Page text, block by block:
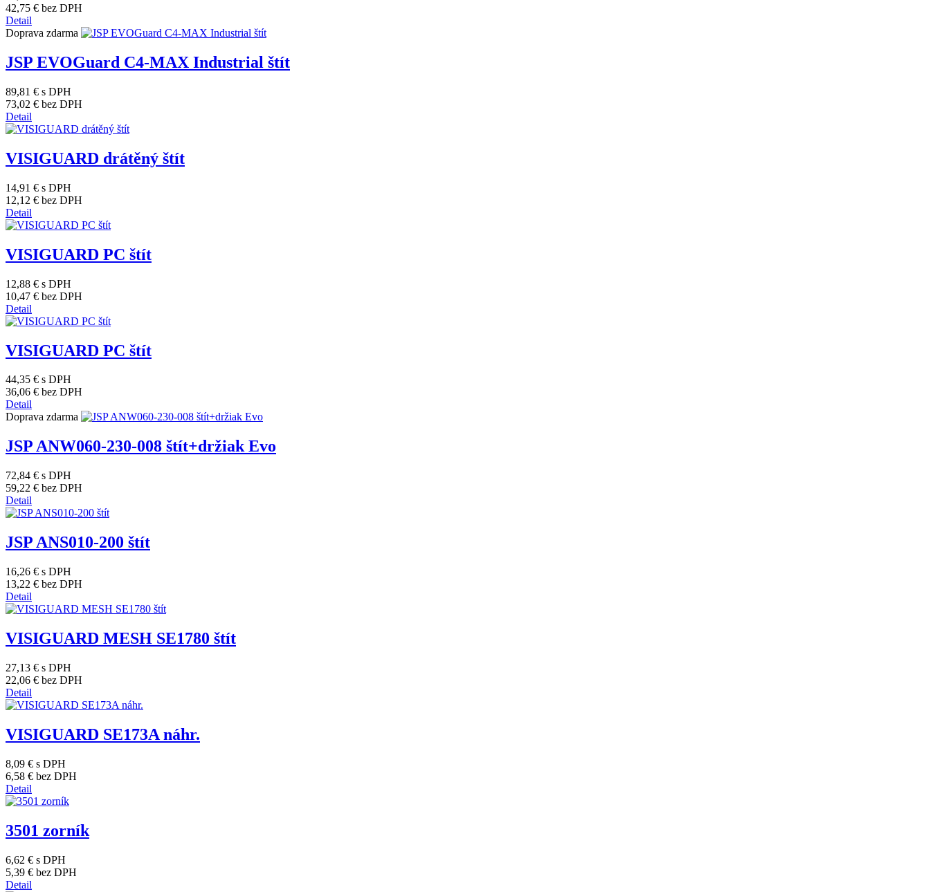
42,75 € bez DPH
Detail
Doprava zdarma
JSP EVOGuard C4-MAX Industrial štít
89,81 € s DPH
73,02 € bez DPH
Detail
VISIGUARD drátěný štít
14,91 € s DPH
12,12 € bez DPH
Detail
VISIGUARD PC štít
12,88 € s DPH
10,47 € bez DPH
Detail
VISIGUARD PC štít
44,35 € s DPH
36,06 € bez DPH
Detail
Doprava zdarma
JSP ANW060-230-008 štít+držiak Evo
72,84 € s DPH
59,22 € bez DPH
Detail
JSP ANS010-200 štít
16,26 € s DPH
13,22 € bez DPH
Detail
VISIGUARD MESH SE1780 štít
27,13 € s DPH
22,06 € bez DPH
Detail
VISIGUARD SE173A náhr.
8,09 € s DPH
6,58 € bez DPH
Detail
3501 zorník
6,62 € s DPH
5,39 € bez DPH
Detail